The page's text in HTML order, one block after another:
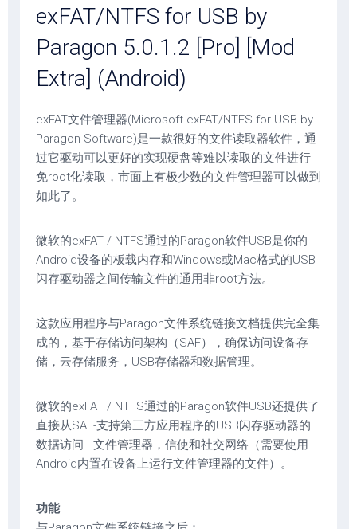
exFAT/NTFS for USB by
Paragon 5.0.1.2 [Pro] [Mod
Extra] (Android)
exFAT文件管理器(Microsoft exFAT/NTFS for USB by
Paragon Software)是一款很好的文件读取器软件，通
过它驱动可以更好的实现硬盘等难以读取的文件进行
免root化读取，市面上有极少数的文件管理器可以做到
如此了。
微软的exFAT / NTFS通过的Paragon软件USB是你的
Android设备的板载内存和Windows或Mac格式的USB
闪存驱动器之间传输文件的通用非root方法。
这款应用程序与Paragon文件系统链接文档提供完全集
成的，基于存储访问架构（SAF），确保访问设备存
储，云存储服务，USB存储器和数据管理。
微软的exFAT / NTFS通过的Paragon软件USB还提供了
直接从SAF-支持第三方应用程序的USB闪存驱动器的
数据访问 - 文件管理器，信使和社交网络（需要使用
Android内置在设备上运行文件管理器的文件）。
功能